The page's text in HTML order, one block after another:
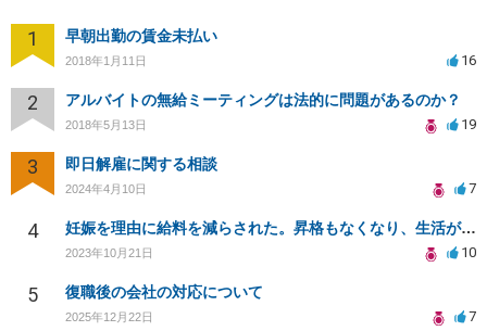
1 早朝出勤の賃金未払い
2018年1月11日 16
2 アルバイトの無給ミーティングは法的に問題があるのか？
2018年5月13日 19
3 即日解雇に関する相談
2024年4月10日 7
4 妊娠を理由に給料を減らされた。昇格もなくなり、生活が苦しい。
2023年10月21日 10
5 復職後の会社の対応について
2025年12月22日 7